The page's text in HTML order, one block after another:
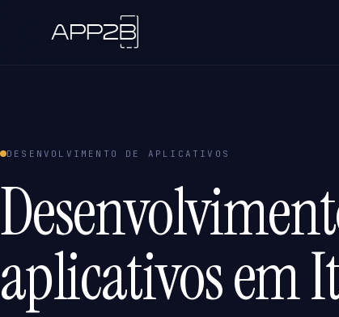
DESENVOLVIMENTO DE APLICATIVOS
aplicativos em